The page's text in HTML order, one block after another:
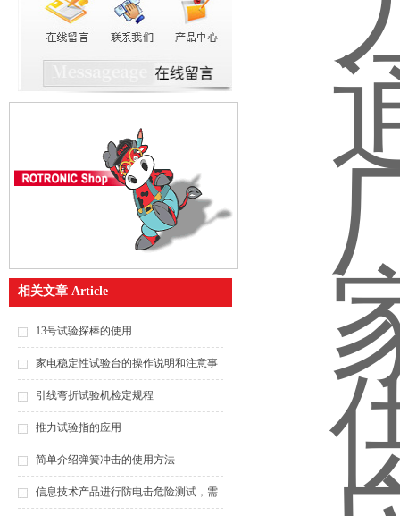
相关文章 Article
13号试验探棒的使用
家电稳定性试验台的操作说明和注意事
项
引线弯折试验机检定规程
推力试验指的应用
简单介绍弹簧冲击的使用方法
信息技术产品进行防电击危险测试，需